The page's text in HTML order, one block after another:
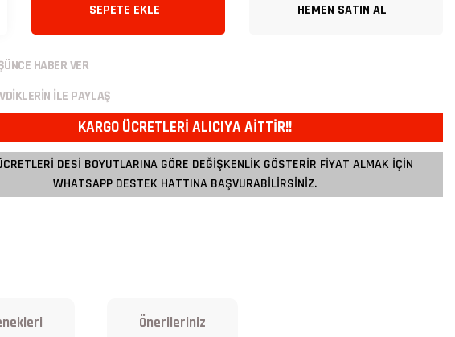
SEPETE EKLE HEMEN SATIN AL
HABER VER
İLE PAYLAŞ
KARGO ÜCRETLERİ ALICIYA AİTTİR!!
DESİ BOYUTLARINA GÖRE DEĞİŞKENLİK GÖSTERİR FİYAT ALMAK İÇİN
WHATSAPP DESTEK HATTINA BAŞVURABİLİRSİNİZ.
Önerileriniz